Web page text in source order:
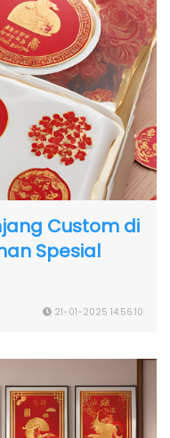
Custom di
Spesial
21-01-2025 14:56:10